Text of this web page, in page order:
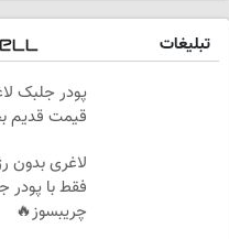
تبلیغات
پودر جلبک
قیمت قدیم
لاغری بدون
فقط با پودر
چریبسوز🔥